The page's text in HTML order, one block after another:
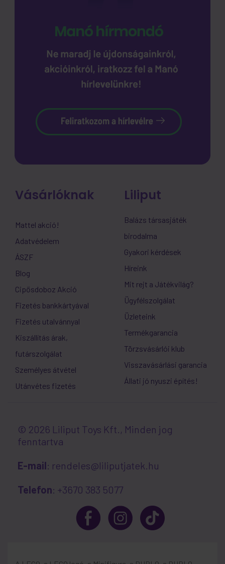
Vásárlóknak
Mattel akció!
Adatvédelem
ÁSZF
Blog
Cipősdoboz Akció
Fizetés bankkártyával
Fizetés utalvánnyal
Kiszállítás árak,
futárszolgálat
Személyes átvétel
Utánvétes fizetés
Liliput
Balázs társasjáték
birodalma
Gyakori kérdések
Híreink
Mit rejt a Játékvilág?
Ügyfélszolgálat
Üzleteink
Termékgarancia
Törzsvásárlói klub
Visszavásárlási garancia
Állati jó nyuszi építés!
© 2026 Liliput Toys Kft., Minden jog
fenntartva
E-mail: rendeles@liliputjatek.hu
Telefon: +3670 383 5077